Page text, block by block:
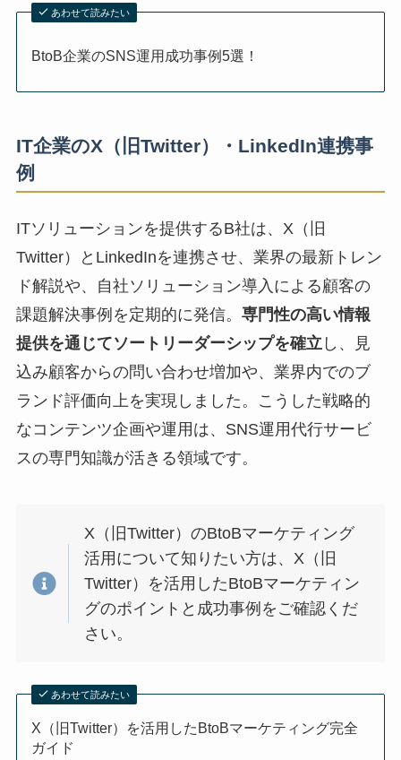
あわせて読みたい
BtoB企業のSNS運用成功事例5選！
IT企業のX（旧Twitter）・LinkedIn連携事
例
ITソリューションを提供するB社は、X（旧
Twitter）とLinkedInを連携させ、業界の最新トレン
ド解説や、自社ソリューション導入による顧客の
課題解決事例を定期的に発信。 専門性の高い情報
提供を通じてソートリーダーシップを確立 し、見
込み顧客からの問い合わせ増加や、業界内でのブ
ランド評価向上を実現しました。こうした戦略的
なコンテンツ企画や運用は、SNS運用代行サービ
スの専門知識が活きる領域です。
X（旧Twitter）のBtoBマーケティング
活用について知りたい方は、X（旧
Twitter）を活用したBtoBマーケティン
グのポイントと成功事例をご確認くだ
さい。
あわせて読みたい
X（旧Twitter）を活用したBtoBマーケティング完全
ガイド